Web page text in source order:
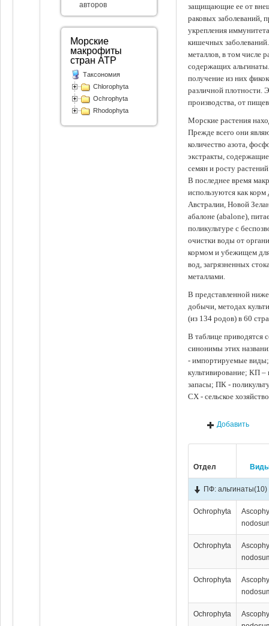
защищающие ее от
раковых заболеваний,
укрепления
кишечных
металлов, в том числе
содержащих
получение из них
различной плотности.
производства, от
Морские растения
Прежде всего они
количество азота,
экстракты,
семян и росту
В последнее время
используются как
Австралии, Новой
абалоне (abalone),
поликультуре с
очистки воды от
кормом и убежищем
вод, загрязненных
металлами.
В представленной
добычи, методах
(из 134 родов) в 60
В таблице приводятся
синонимы этих
- импортируемые
культивирование; КП
запасы; ПК -
СХ - сельское
Добавить
Отдел
ПФ: альгинаты(10)
Ochrophyta
Ochrophyta
Ochrophyta
Ochrophyta
авторов
Морские
макрофиты
стран АТР
Таксономия
Chlorophyta
Ochrophyta
Rhodophyta